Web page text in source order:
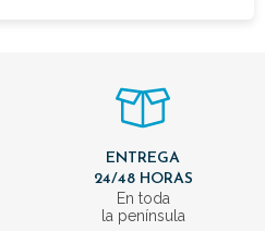
ENTREGA
24/48 HORAS
En toda
la península